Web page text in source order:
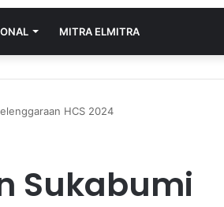
MITRA ELMITRA
HCS 2024
Sukabumi